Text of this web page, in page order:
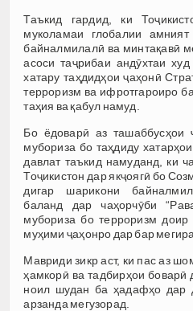
Таъкид гардид, ки
муколамаи глобалии
байналмилалӣ ва минтақавӣ
асоси таҷрибаи андӯхтаи
хатару таҳдидҳои ҷаҳонӣ
терроризм ва ифротгароиро
таҳия ва қабул намуд.
Бо ёдоварӣ аз ташаббусҳои
мубориза бо таҳдиду
давлат таъкид намуданд, ки
Тоҷикистон дар якҷоягӣ бо
дигар шарикони
баланд дар чаҳорчӯби
мубориза бо терроризм доир
муҳими ҷаҳонро дар бар
Мавриди зикр аст, ки пас аз
ҳамкорӣ ва тадбирҳои боварӣ
ноил шудан ба ҳадафҳо дар
арзанда мегузорад.